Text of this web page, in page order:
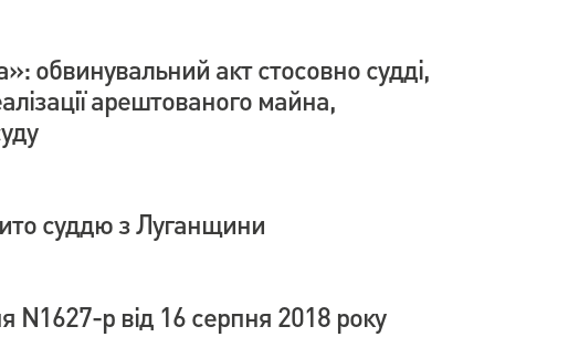
обвинувальний акт стосовно судді,
арештованого майна,
суддю з Луганщини
N1627-р від 16 серпня 2018 року